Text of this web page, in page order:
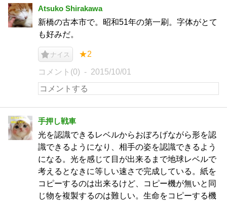
Atsuko Shirakawa
新橋の古本市で。昭和51年の第一刷。字体がとて
も好みだ。
ナイス ★2
コメント(0) 2015/10/01
手押し戦車
光を認識できるレベルからおぼろげながら形を認
識できるようになり、相手の姿を認識できるよう
になる。光を感じて目が出来るまで地球レベルで
考えるとなきに等しい速さで完成している。紙を
コピーするのは出来るけど、コピー機が無いと同
じ物を複製するのは難しい。生命をコピーする機